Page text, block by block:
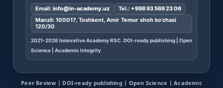
Email: info@in-academy.uz Tel.: +998 93 569 23 06
Manzil: 100017, Toshkent, Amir Temur shoh ko’chasi
120/30
2021-2026 Innovative Academy RSC. DOI-ready publishing | Open
Science | Academic Integrity